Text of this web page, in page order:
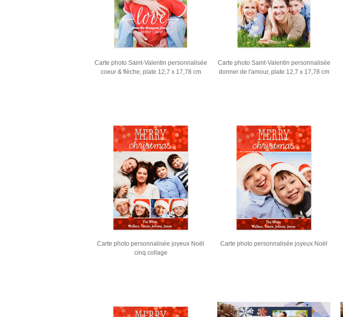
Carte photo Saint-Valentin personnalisée
coeur & flèche, plate 12,7 x 17,78 cm
Carte photo Saint-Valentin personnalisée
donner de l'amour, plate 12,7 x 17,78 cm
Carte photo personnalisée joyeux Noël
cinq collage
Carte photo personnalisée joyeux Noël